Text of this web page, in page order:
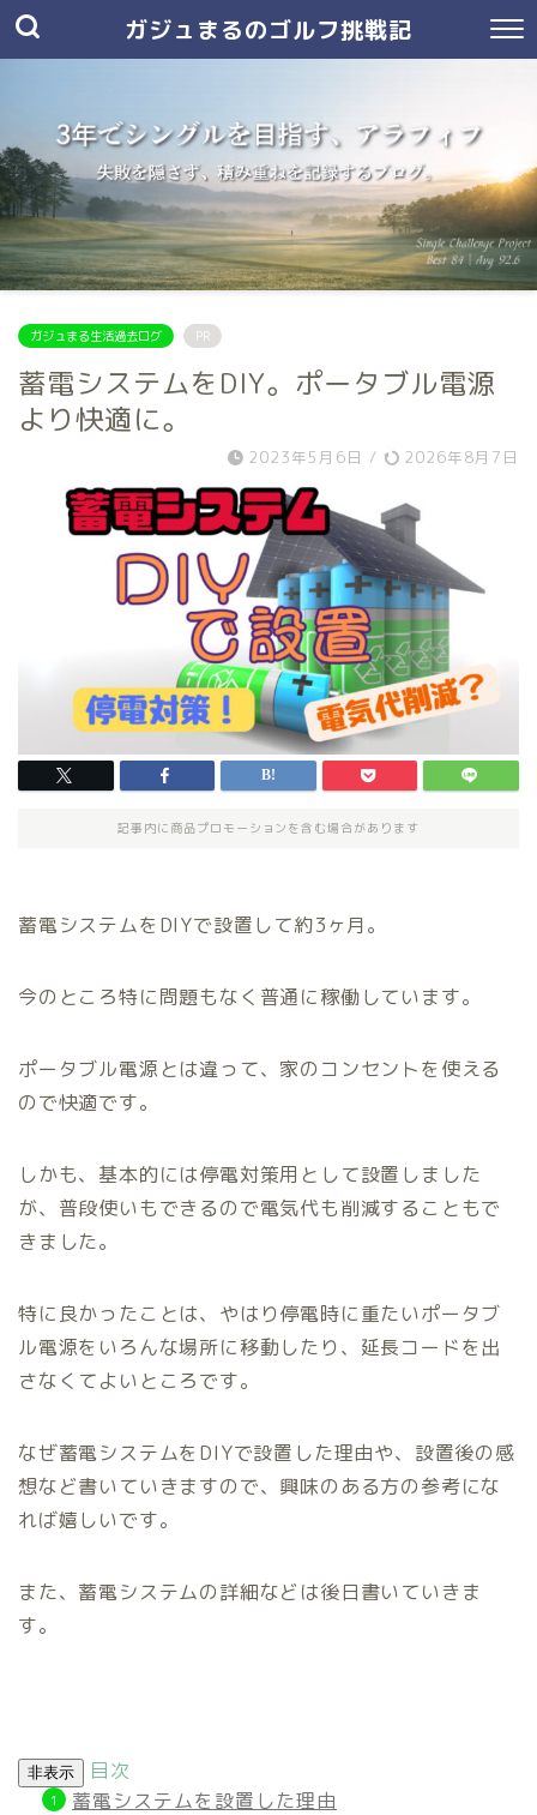
ガジュまるのゴルフ挑戦記
ガジュまる生活過去ログ PR
蓄電システムをDIY。ポータブル電源
より快適に。
2023年5月6日 / 2026年8月7日
記事内に商品プロモーションを含む場合があります
蓄電システムをDIYで設置して約3ヶ月。
今のところ特に問題もなく普通に稼働しています。
ポータブル電源とは違って、家のコンセントを使える
ので快適です。
しかも、基本的には停電対策用として設置しました
が、普段使いもできるので電気代も削減することもで
きました。
特に良かったことは、やはり停電時に重たいポータブ
ル電源をいろんな場所に移動したり、延長コードを出
さなくてよいところです。
なぜ蓄電システムをDIYで設置した理由や、設置後の感
想など書いていきますので、興味のある方の参考にな
れば嬉しいです。
また、蓄電システムの詳細などは後日書いていきま
す。
非表示
目次
蓄電システムを設置した理由